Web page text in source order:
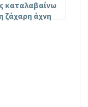
καταλαβαίνω
ζάχαρη άχνη